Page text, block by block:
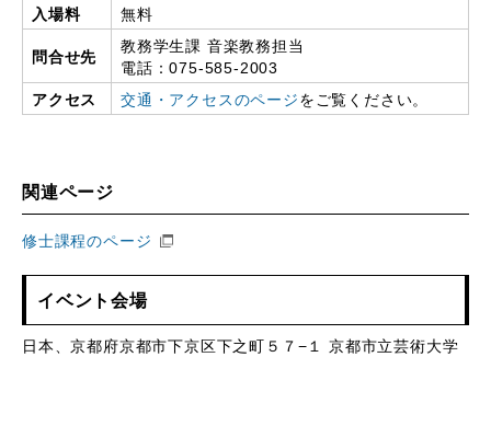
入場料 無料
問合せ先
教務学生課 音楽教務担当
電話：075-585-2003
アクセス
交通・アクセスのページ をご覧ください。
関連ページ
修士課程のページ
イベント会場
日本、京都府京都市下京区下之町５７−１ 京都市立芸術大学